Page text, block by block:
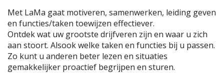
Met LaMa gaat motiveren, samenwerken, leiding geven
en functies/taken toewijzen effectiever.
Ontdek wat uw grootste drijfveren zijn en waar u zich
aan stoort. Alsook welke taken en functies bij u passen.
Zo kunt u anderen beter lezen en situaties
gemakkelijker proactief begrijpen en sturen.